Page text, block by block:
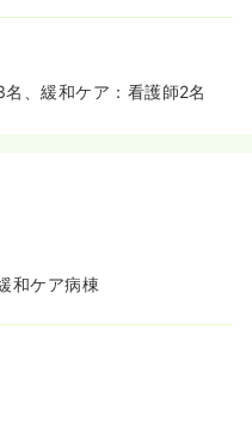
、緩和ケア：看護師2名
和ケア病棟